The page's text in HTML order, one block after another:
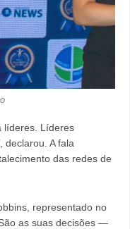
líderes. Líderes
declarou. A fala
das redes de
representado no
as suas decisões —